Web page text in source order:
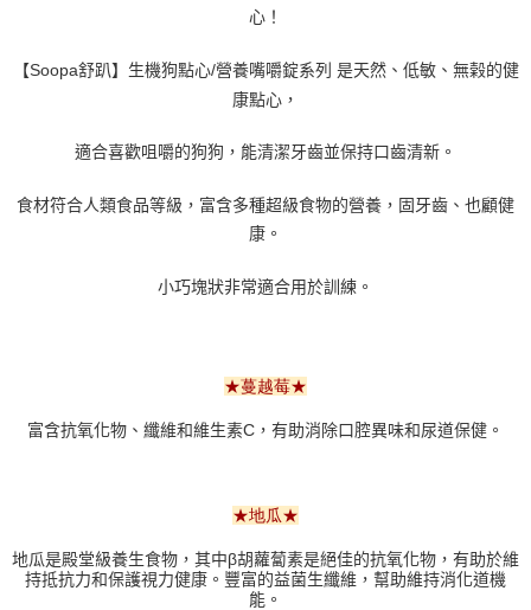
心！
【Soopa舒趴】生機狗點心/營養嘴嚼錠系列 是天然、低敏、無榖的健
康點心，
適合喜歡咀嚼的狗狗，能清潔牙齒並保持口齒清新。
食材符合人類食品等級，富含多種超級食物的營養，固牙齒、也顧健
康。
小巧塊狀非常適合用於訓練。
★蔓越莓★
富含抗氧化物、纖維和維生素C ，有助消除口腔異味和尿道保健。
★地瓜★
地瓜是殿堂級養生食物，其中β胡蘿蔔素是絕佳的抗氧化物，有助於維
持抵抗力和保護視力健康。豐富的益菌生纖維，幫助維持消化道機
能。